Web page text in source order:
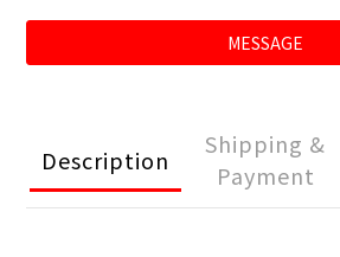
MESSAGE
Description
Shipping &
Payment